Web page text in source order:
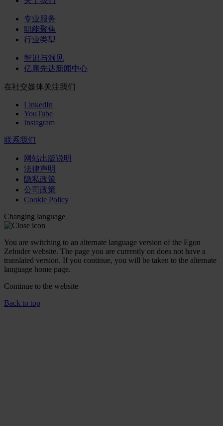
专业服务
职能聚焦
行业类型
智识与洞见
亿康先达新闻中心
在社交媒体关注我们
LinkedIn
YouTube
Instagram
联系我们
网站出版说明
法律声明
隐私政策
公司政策
Cookie Policy
Changing language
You are switching to an alternate language version of the Egon
Zehnder website. The page you are currently on does not have a
translated version. If you continue, you will be taken to the alternate
language home page.
Continue to the website
Back to top